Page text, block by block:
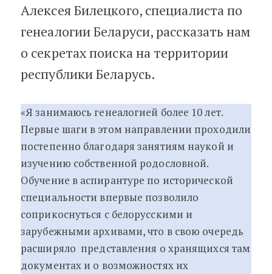
Алексея Билецкого, специалиста по
генеалогии Беларуси, рассказать нам
о секретах поиска на территории
республики Беларусь.
«Я занимаюсь генеалогией более 10 лет.
Первые шаги в этом направлении проходили
постепенно благодаря занятиям наукой и
изучению собственной родословной.
Обучение в аспирантуре по исторической
специальности впервые позволило
соприкоснуться с белорусскими и
зарубежными архивами, что в свою очередь
расширяло представления о хранящихся там
документах и о возможностях их